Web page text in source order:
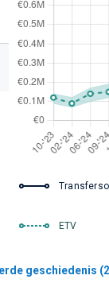
ETV
geschiedenis